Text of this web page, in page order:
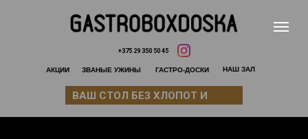
ГАСТРО-ДОСКИ НАШ ЗАЛ
ВАШ СТОЛ БЕЗ ХЛОПОТ И
+375 29 350 50 45
АКЦИИ ЗВАНЫЕ УЖИНЫ